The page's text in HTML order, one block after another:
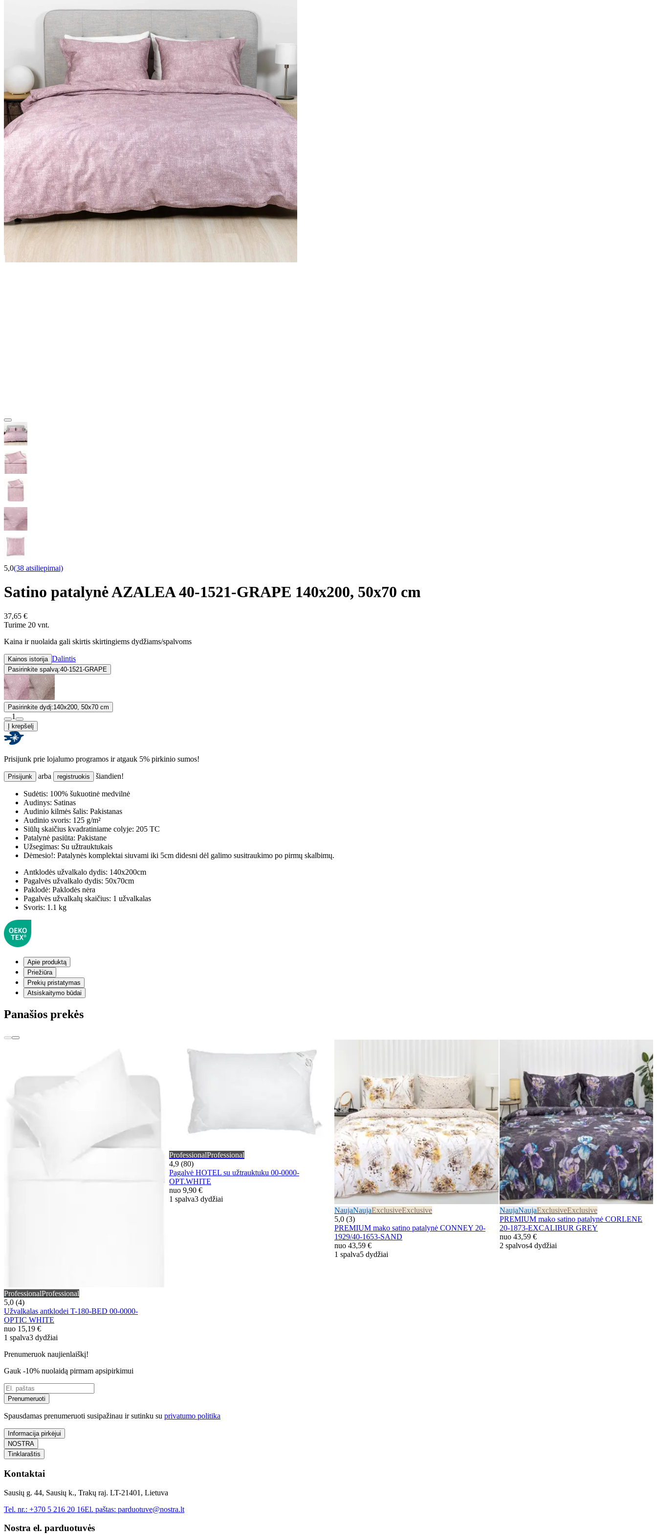
5,0(38 atsiliepimai)
Satino patalynė AZALEA 40-1521-GRAPE 140x200, 50x70 cm
37,65 €
Turime 20 vnt.
Kaina ir nuolaida gali skirtis skirtingiems dydžiams/spalvoms
Kainos istorija Dalintis
Pasirinkite spalvą:40-1521-GRAPE
Pasirinkite dydį:140x200, 50x70 cm
1
Į krepšelį
Prisijunk prie lojalumo programos ir atgauk 5% pirkinio sumos!
Prisijunk arba registruokis šiandien!
Sudėtis: 100% šukuotinė medvilnė
Audinys: Satinas
Audinio kilmės šalis: Pakistanas
Audinio svoris: 125 g/m²
Siūlų skaičius kvadratiniame colyje: 205 TC
Patalynė pasiūta: Pakistane
Užsegimas: Su užtrauktukais
Dėmesio!: Patalynės komplektai siuvami iki 5cm didesni dėl galimo susitraukimo po pirmų skalbimų.
Antklodės užvalkalo dydis: 140x200cm
Pagalvės užvalkalo dydis: 50x70cm
Paklodė: Paklodės nėra
Pagalvės užvalkalų skaičius: 1 užvalkalas
Svoris: 1.1 kg
Apie produktą
Priežiūra
Prekių pristatymas
Atsiskaitymo būdai
Panašios prekės
ProfessionalProfessional
5,0 (4)
Užvalkalas antklodei T-180-BED 00-0000-
OPTIC WHITE
nuo 15,19 €
1 spalva3 dydžiai
ProfessionalProfessional
4,9 (80)
Pagalvė HOTEL su užtrauktuku 00-0000-
OPT.WHITE
nuo 9,90 €
1 spalva3 dydžiai
NaujaNaujaExclusiveExclusive
5,0 (3)
PREMIUM mako satino patalynė CONNEY 20-
1929/40-1653-SAND
nuo 43,59 €
1 spalva5 dydžiai
NaujaNaujaExclusiveExclusive
PREMIUM mako satino patalynė CORLENE
20-1873-EXCALIBUR GREY
nuo 43,59 €
2 spalvos4 dydžiai
Prenumeruok naujienlaiškį!
Gauk -10% nuolaidą pirmam apsipirkimui
Prenumeruoti
Spausdamas prenumeruoti susipažinau ir sutinku su privatumo politika
Informacija pirkėjui
NOSTRA
Tinklaraštis
Kontaktai
Sausių g. 44, Sausių k., Trakų raj. LT-21401, Lietuva
Tel. nr.: +370 5 216 20 16El. paštas: parduotuve@nostra.lt
Nostra el. parduotuvės